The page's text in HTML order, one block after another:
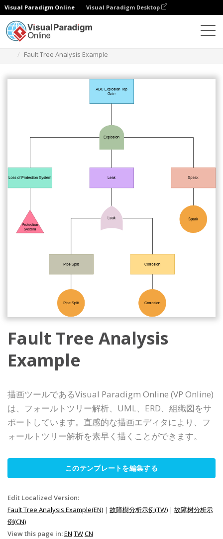
Visual Paradigm Online Visual Paradigm Desktop
Fault Tree Analysis Example
Fault Tree Analysis
Example
描画ツールであるVisual Paradigm Online (VP Online)
は、フォールトツリー解析、UML、ERD、組織図をサ
ポートしています。直感的な描画エディタにより、フ
ォールトツリー解析を素早く描くことができます。
このテンプレートを編集する
Edit Localized Version:
Fault Tree Analysis Example(EN) | 故障樹分析示例(TW) | 故障树分析示
例(CN)
View this page in:EN TWCN